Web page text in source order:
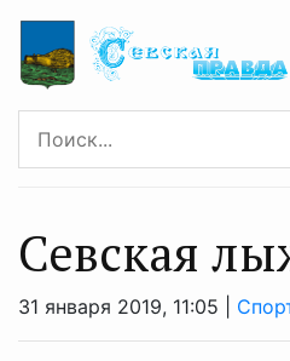
Севская
31 января 2019, 11:05 |